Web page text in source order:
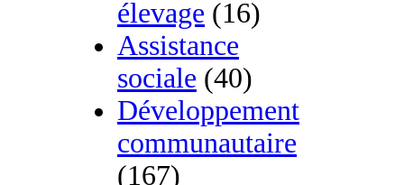
élevage (16)
Assistance
sociale (40)
Développement
communautaire
(167)